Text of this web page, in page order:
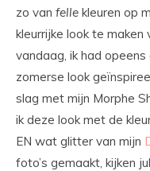
zo van felle kleuren op
kleurrijke look te maken
vandaag, ik had
zomerse look
slag met mijn Morphe
ik deze look met de
EN wat glitter van mijn
foto’s gemaakt, kijken